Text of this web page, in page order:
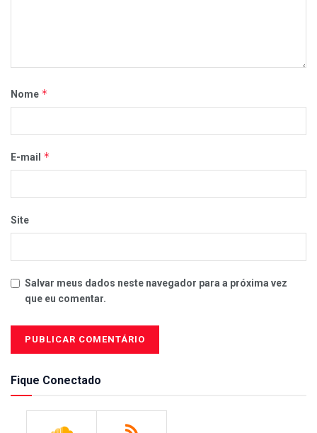
Nome *
E-mail *
Site
Salvar meus dados neste navegador para a próxima vez
que eu comentar.
Fique Conectado